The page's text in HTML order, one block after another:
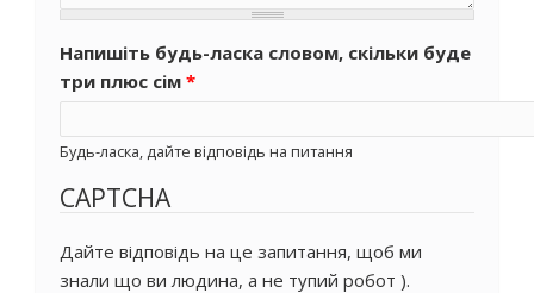
Напишіть будь-ласка словом, скільки буде
три плюс сім *
Будь-ласка, дайте відповідь на питання
CAPTCHA
Дайте відповідь на це запитання, щоб ми
знали що ви людина, а не тупий робот ).